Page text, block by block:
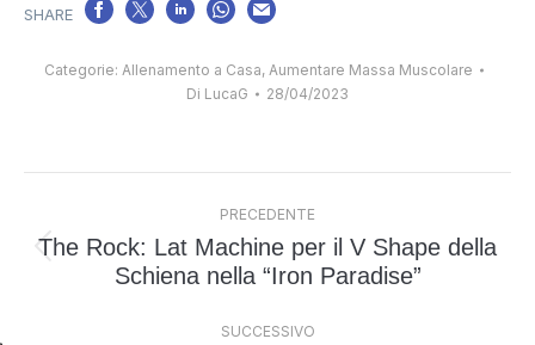
Categorie: Allenamento a Casa, Aumentare Massa Muscolare
Di LucaG 28/04/2023
tra
PRECEDENTE
Post
The Rock: Lat Machine per il V Shape della
Schiena nella “Iron Paradise”
SUCCESSIVO